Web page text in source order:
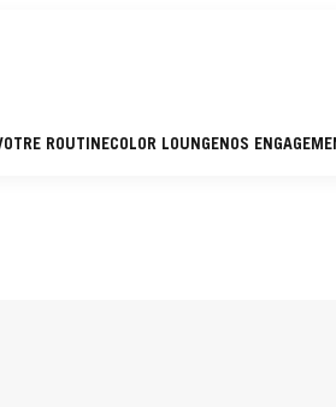
ROUTINECOLOR LOUNGENOS